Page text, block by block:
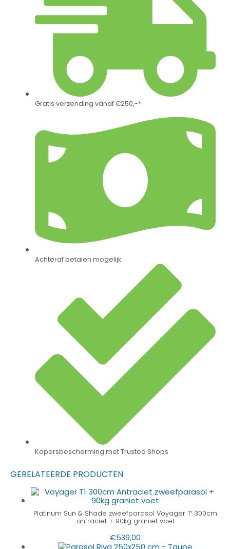
Gratis verzending vanaf €250,-*
Achteraf betalen mogelijk
Kopersbescherming met Trusted Shops
GERELATEERDE PRODUCTEN
Platinum Sun & Shade zweefparasol Voyager T¹ 300cm
antraciet + 90kg graniet voet
€539,00